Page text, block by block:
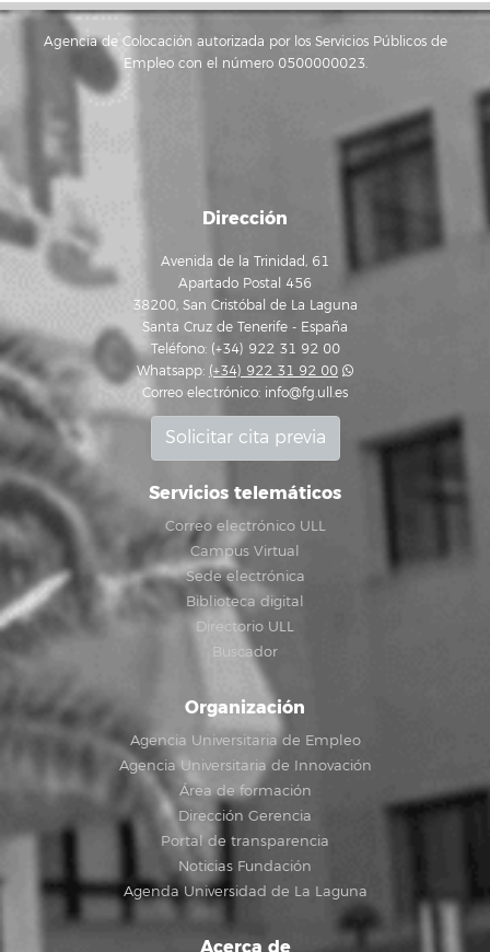
Agencia de Colocación autorizada por los Servicios Públicos de
Empleo con el número 0500000023.
Dirección
Avenida de la Trinidad, 61
Apartado Postal 456
38200, San Cristóbal de La Laguna
Santa Cruz de Tenerife - España
Teléfono: (+34) 922 31 92 00
Whatsapp: (+34) 922 31 92 00
Correo electrónico: info@fg.ull.es
Solicitar cita previa
Servicios telemáticos
Correo electrónico ULL
Campus Virtual
Sede electrónica
Biblioteca digital
Directorio ULL
Buscador
Organización
Agencia Universitaria de Empleo
Agencia Universitaria de Innovación
Área de formación
Dirección Gerencia
Portal de transparencia
Noticias Fundación
Agenda Universidad de La Laguna
Acerca de